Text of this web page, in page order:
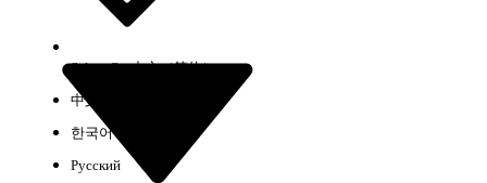
Select Org中文（简体）
中文（繁体）
한국어
Русский